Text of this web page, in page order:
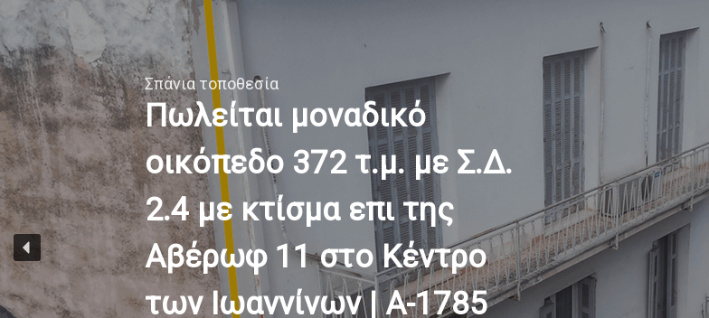
Σπάνια τοποθεσία
Πωλείται μοναδικό
οικόπεδο 372 τ.μ. με Σ.Δ.
2.4 με κτίσμα επι της
Αβέρωφ 11 στο Κέντρο
των Ιωαννίνων | A-1785